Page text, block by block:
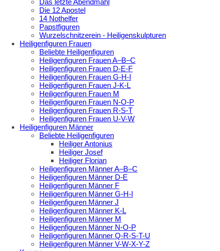
Das letzte Abendmahl
Die 12 Apostel
14 Nothelfer
Papstfiguren
Wurzelschnitzerein - Heiligenskulpturen
Heiligenfiguren Frauen
Beliebte Heiligenfiguren
Heiligenfiguren Frauen A–B–C
Heiligenfiguren Frauen D-E-F
Heiligenfiguren Frauen G-H-I
Heiligenfiguren Frauen J-K-L
Heiligenfiguren Frauen M
Heiligenfiguren Frauen N-O-P
Heiligenfiguren Frauen R-S-T
Heiligenfiguren Frauen U-V-W
Heiligenfiguren Männer
Beliebte Heiligenfiguren
Heiliger Antonius
Heiliger Josef
Heiliger Florian
Heiligenfiguren Männer A–B–C
Heiligenfiguren Männer D-E
Heiligenfiguren Männer F
Heiligenfiguren Männer G-H-I
Heiligenfiguren Männer J
Heiligenfiguren Männer K-L
Heiligenfiguren Männer M
Heiligenfiguren Männer N-O-P
Heiligenfiguren Männer Q-R-S-T-U
Heiligenfiguren Männer V-W-X-Y-Z